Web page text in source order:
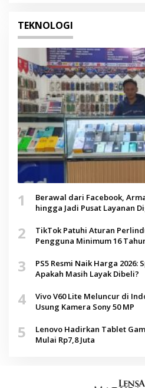
TEKNOLOGI
1
Berawal dari Facebook,
hingga Jadi Pusat Layanan
2
TikTok Patuhi Aturan
Pengguna Minimum 16
3
PS5 Resmi Naik Harga 2026:
Apakah Masih Layak Dibeli?
4
Vivo V60 Lite Meluncur di
Usung Kamera Sony 50 MP
5
Lenovo Hadirkan Tablet
Mulai Rp7,8 Juta